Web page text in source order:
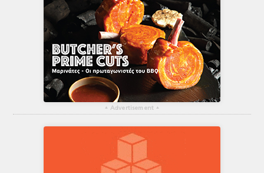
▴ Advertisement ▴